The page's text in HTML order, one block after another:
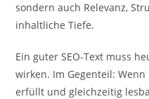
sondern auch Relevanz,
inhaltliche Tiefe.
Ein guter SEO-Text muss
wirken. Im Gegenteil:
erfüllt und gleichzeitig